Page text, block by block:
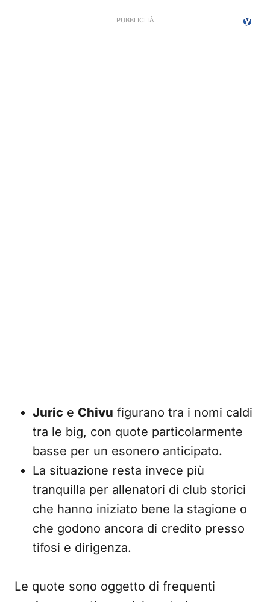
Juric e Chivu figurano tra i nomi caldi
tra le big, con quote particolarmente
basse per un esonero anticipato.
La situazione resta invece più
tranquilla per allenatori di club storici
che hanno iniziato bene la stagione o
che godono ancora di credito presso
tifosi e dirigenza.
Le quote sono oggetto di frequenti